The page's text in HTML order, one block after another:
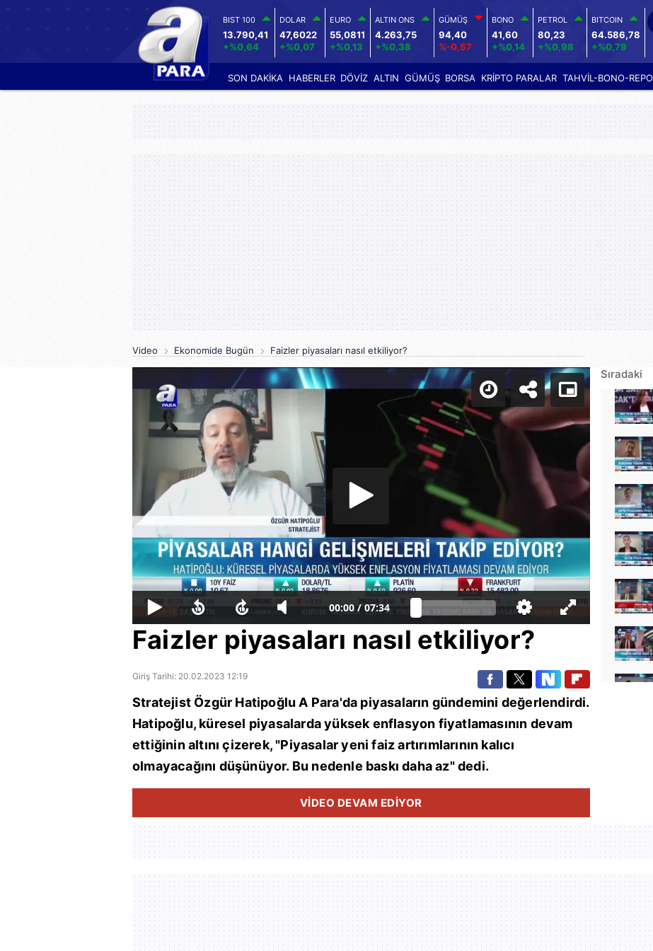
BIST 100
13.790,41
+%0,64
DOLAR
47,6022
+%0,07
EURO
55,0811
+%0,13
ALTIN ONS
4.263,75
+%0,38
GÜMÜŞ
94,40
%-0,57
BONO
41,60
+%0,14
PETROL
80,23
+%0,98
BITCOIN
64.586,78
+%0,79
SON DAKİKA HABERLER DÖVİZ ALTIN GÜMÜŞ BORSA KRİPTO PARALAR TAHVİL-BONO-REPO
Video Ekonomide Bugün Faizler piyasaları nasıl etkiliyor?
00:00 / 07:34
Faizler piyasaları nasıl etkiliyor?
Giriş Tarihi: 20.02.2023 12:19
Sıradaki
Stratejist Özgür Hatipoğlu A Para'da piyasaların gündemini değerlendirdi.
Hatipoğlu, küresel piyasalarda yüksek enflasyon fiyatlamasının devam
ettiğinin altını çizerek, "Piyasalar yeni faiz artırımlarının kalıcı
olmayacağını düşünüyor. Bu nedenle baskı daha az" dedi.
VİDEO DEVAM EDİYOR